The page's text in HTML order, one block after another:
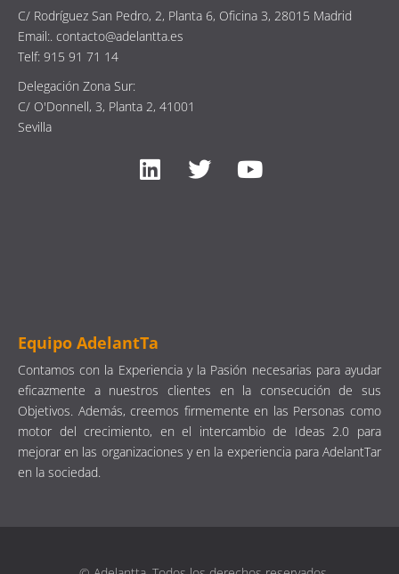
C/ Rodríguez San Pedro, 2, Planta 6, Oficina 3, 28015 Madrid
Email:. contacto@adelantta.es
Telf: 915 91 71 14
Delegación Zona Sur:
C/ O'Donnell, 3, Planta 2, 41001
Sevilla
Equipo AdelantTa
Contamos con la Experiencia y la Pasión necesarias para ayudar
eficazmente a nuestros clientes en la consecución de sus
Objetivos. Además, creemos firmemente en las Personas como
motor del crecimiento, en el intercambio de Ideas 2.0 para
mejorar en las organizaciones y en la experiencia para AdelantTar
en la sociedad.